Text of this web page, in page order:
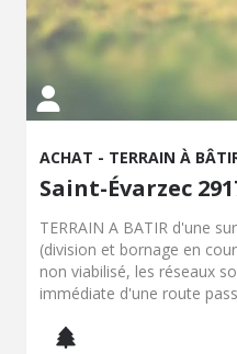
ACHAT - TERRAIN À
Saint-Évarzec
TERRAIN A BATIR d'une
(division et bornage en
non viabilisé, les réseaux
immédiate d'une route